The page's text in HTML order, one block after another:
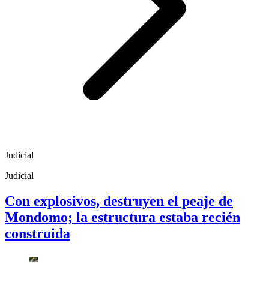
Judicial
Judicial
Con explosivos, destruyen el peaje de
Mondomo; la estructura estaba recién
construida